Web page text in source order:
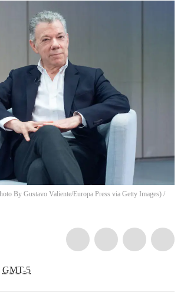
By Gustavo Valiente/Europa Press via Getty Images) /
GMT-5